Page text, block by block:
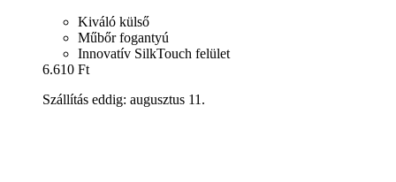
Kiváló külső
Műbőr fogantyú
Innovatív SilkTouch felület
6.610 Ft
Szállítás eddig: augusztus 11.